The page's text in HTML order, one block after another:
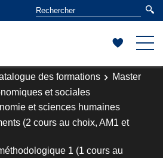
des formations
Master
et sociales
et sciences humaines
(2 cours au choix, AM1 et
1 (1 cours au